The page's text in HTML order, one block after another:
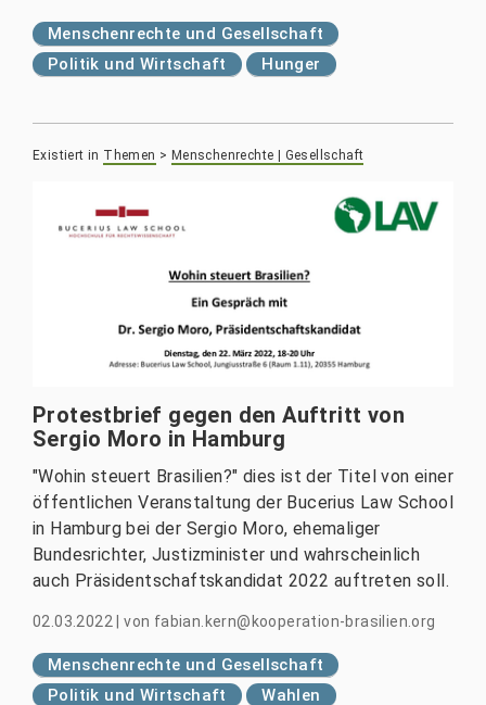
Menschenrechte und Gesellschaft
Politik und Wirtschaft
Hunger
Existiert in Themen > Menschenrechte | Gesellschaft
Protestbrief gegen den Auftritt von
Sergio Moro in Hamburg
"Wohin steuert Brasilien?" dies ist der Titel von einer
öffentlichen Veranstaltung der Bucerius Law School
in Hamburg bei der Sergio Moro, ehemaliger
Bundesrichter, Justizminister und wahrscheinlich
auch Präsidentschaftskandidat 2022 auftreten soll.
02.03.2022 |von fabian.kern@kooperation-brasilien.org
Menschenrechte und Gesellschaft
Politik und Wirtschaft
Wahlen